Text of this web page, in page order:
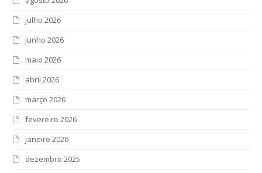
julho 2026
junho 2026
maio 2026
abril 2026
março 2026
fevereiro 2026
janeiro 2026
dezembro 2025